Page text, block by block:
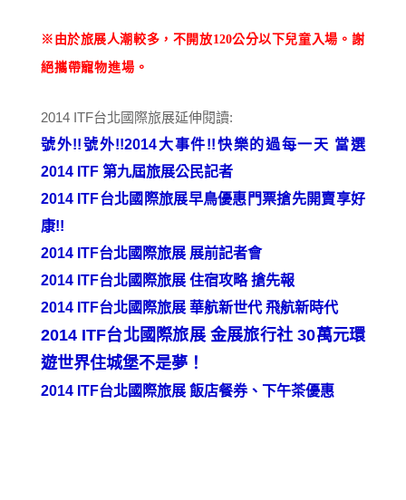
※由於旅展人潮較多，不開放120公分以下兒童入場 。謝
絕攜帶寵物進場。
2014 ITF台北國際旅展延伸閱讀:
號外!!號外!!2014大事件!!快樂的過每一天 當選
2014 ITF 第九屆旅展公民記者
2014 ITF台北國際旅展早鳥優惠門票搶先開賣享好
康!!
2014 ITF台北國際旅展 展前記者會
2014 ITF台北國際旅展 住宿攻略 搶先報
2014 ITF台北國際旅展 華航新世代 飛航新時代
2014 ITF台北國際旅展 金展旅行社 30萬元環
遊世界住城堡不是夢！
2014 ITF台北國際旅展 飯店餐券、下午茶優惠